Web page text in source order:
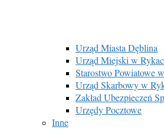
Urząd Miasta Dęblina
Urząd Miejski w
Starostwo Powiatowe
Urząd Skarbowy w
Zakład Ubezpieczeń
Urzędy Pocztowe
Inne